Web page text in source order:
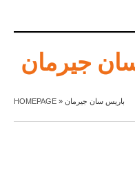
جيرمان
HOMEPAGE » باريس سان جيرمان